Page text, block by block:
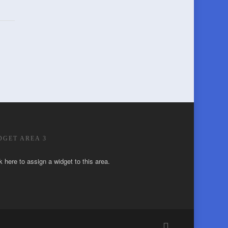
AREA 3
here to assign a widget to this area.